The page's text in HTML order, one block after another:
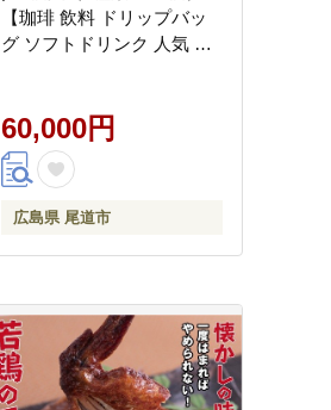
【珈琲 飲料 ドリップバッ
グ ソフトドリンク 人気 お
60,000円
広島県 尾道市